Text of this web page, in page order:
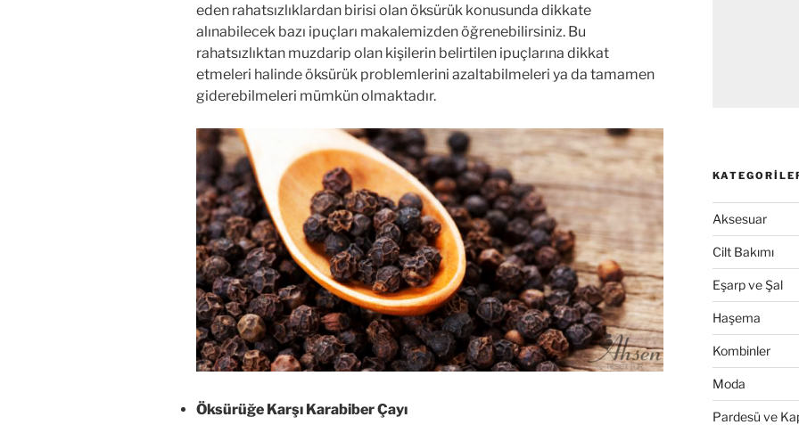
eden rahatsızlıklardan birisi olan öksürük konusunda dikkate
alınabilecek bazı ipuçları makalemizden öğrenebilirsiniz. Bu
rahatsızlıktan muzdarip olan kişilerin belirtilen ipuçlarına dikkat
etmeleri halinde öksürük problemlerini azaltabilmeleri ya da tamamen
giderebilmeleri mümkün olmaktadır.
Öksürüğe Karşı Karabiber Çayı
Aksesuar
Cilt Bakımı
Eşarp ve Şal
Haşema
Kombinler
Moda
Pardesü ve